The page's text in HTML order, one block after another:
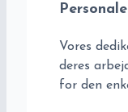
Vores
deres
for den